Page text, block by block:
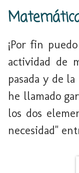
¡Por fin
actividad de
pasada y de
he llamado
los dos
necesidad"